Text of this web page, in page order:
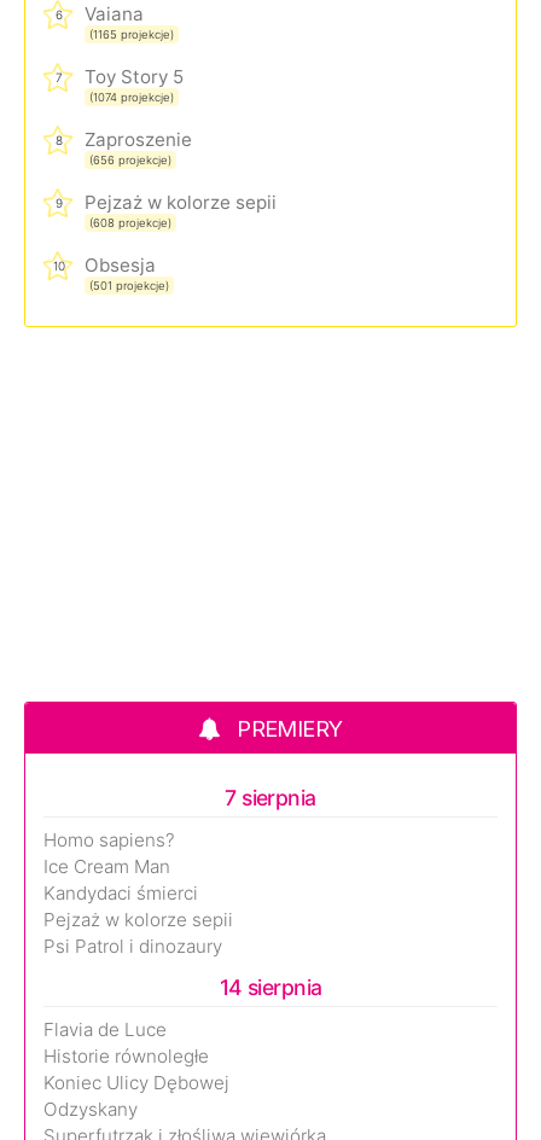
6 Vaiana
(1165 projekcje)
7 Toy Story 5
(1074 projekcje)
8 Zaproszenie
(656 projekcje)
9 Pejzaż w kolorze sepii
(608 projekcje)
10 Obsesja
(501 projekcje)
PREMIERY
7 sierpnia
Homo sapiens?
Ice Cream Man
Kandydaci śmierci
Pejzaż w kolorze sepii
Psi Patrol i dinozaury
14 sierpnia
Flavia de Luce
Historie równoległe
Koniec Ulicy Dębowej
Odzyskany